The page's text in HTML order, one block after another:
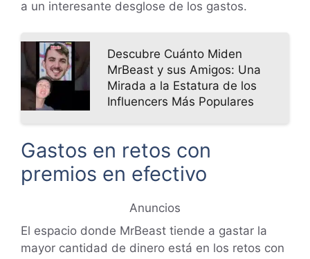
a un interesante desglose de los gastos.
Descubre Cuánto Miden
MrBeast y sus Amigos: Una
Mirada a la Estatura de los
Influencers Más Populares
Gastos en retos con
premios en efectivo
Anuncios
El espacio donde MrBeast tiende a gastar la
mayor cantidad de dinero está en los retos con